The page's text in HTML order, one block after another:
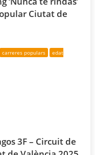
Ciutat de
carreres populars
edat
3F – Circuit de